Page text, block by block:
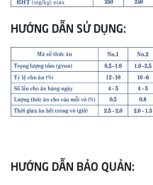
HƯỚNG DẪN SỬ DỤNG:
HƯỚNG DẪN BẢO QUẢN: